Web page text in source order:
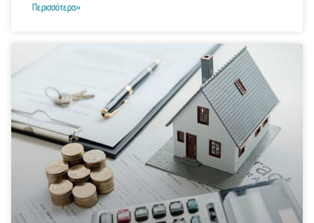
Περισσότερα»